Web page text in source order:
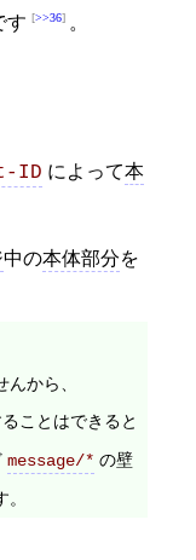
す >>36 。
ID によって本
中の本体部分を
んから、
ことはできると
message/* の壁